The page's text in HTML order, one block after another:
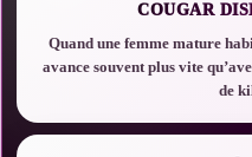
COUGAR
Quand une femme mature
avance souvent plus vite
de